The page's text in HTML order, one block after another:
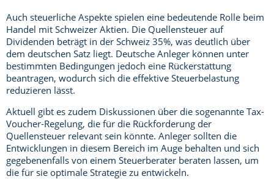
Auch steuerliche Aspekte spielen eine bedeutende Rolle beim
Handel mit Schweizer Aktien. Die Quellensteuer auf
Dividenden beträgt in der Schweiz 35%, was deutlich über
dem deutschen Satz liegt. Deutsche Anleger können unter
bestimmten Bedingungen jedoch eine Rückerstattung
beantragen, wodurch sich die effektive Steuerbelastung
reduzieren lässt.
Aktuell gibt es zudem Diskussionen über die sogenannte Tax-
Voucher-Regelung, die für die Rückforderung der
Quellensteuer relevant sein könnte. Anleger sollten die
Entwicklungen in diesem Bereich im Auge behalten und sich
gegebenenfalls von einem Steuerberater beraten lassen, um
die für sie optimale Strategie zu entwickeln.